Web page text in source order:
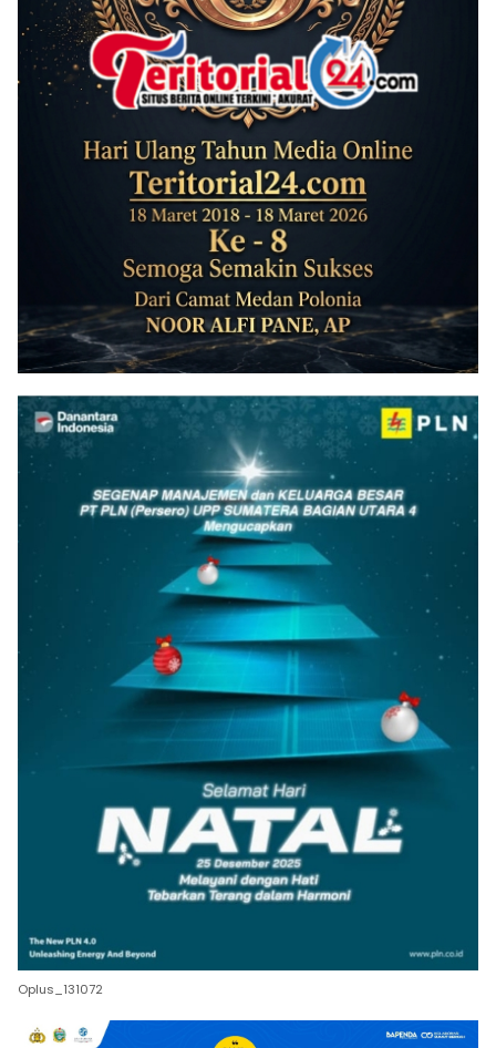
Oplus_131072